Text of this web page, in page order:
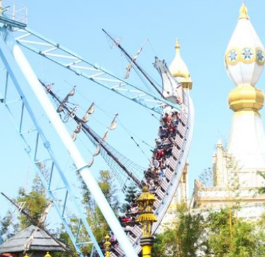
！澳洲Jetstar置物櫃將收費
直播中 20:31
小時直播 15:27
聞台線上直播 18:00
粉絲跨海追星吃美食！ 18:15